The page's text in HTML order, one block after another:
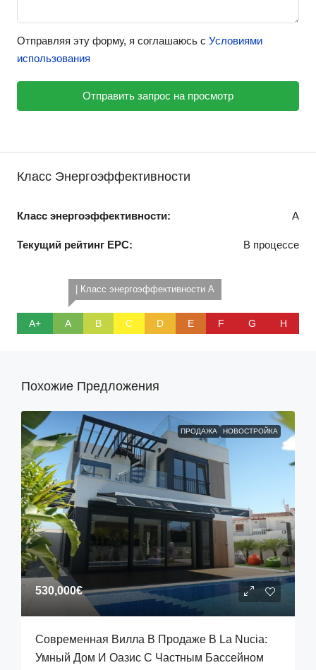
Отправляя эту форму, я соглашаюсь с Условиями
использования
Отправить запрос на просмотр
Класс Энергоэффективности
Класс энергоэффективности: A
Текущий рейтинг EPC: В процессе
A+
| Класс энергоэффективности A
A B C D E F G H
Похожие Предложения
ПРОДАЖА НОВОСТРОЙКА
530,000€
Современная Вилла В Продаже В La Nucia:
Умный Дом И Оазис С Частным Бассейном